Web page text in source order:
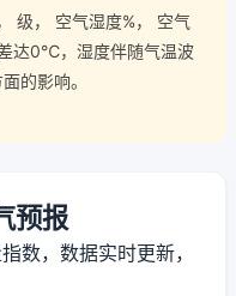
级， 空气湿度%， 空气
达0℃，湿度伴随气温波
的影响。
预报
数，数据实时更新，